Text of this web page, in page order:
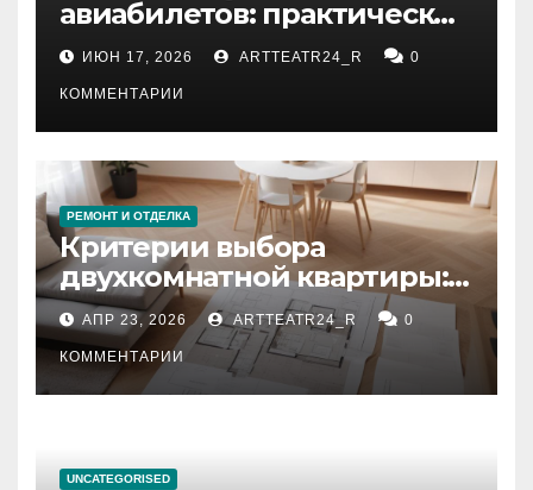
авиабилетов: практические
рекомендации
ИЮН 17, 2026 ARTTEATR24_R 0
КОММЕНТАРИИ
РЕМОНТ И ОТДЕЛКА
Критерии выбора
двухкомнатной квартиры:
планировка, площадь,
состояние и документация
АПР 23, 2026 ARTTEATR24_R 0
КОММЕНТАРИИ
UNCATEGORISED